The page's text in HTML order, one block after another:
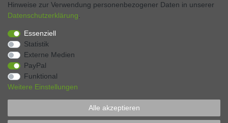
Zahlen Sie bequem per
Hinweise zur Verwendung personenbezogener Daten in unserer
Daten­schutz­erklärung
Essenziell
Statistik
Externe Medien
PayPal
Funktional
Weitere Einstellungen
Alle akzeptieren